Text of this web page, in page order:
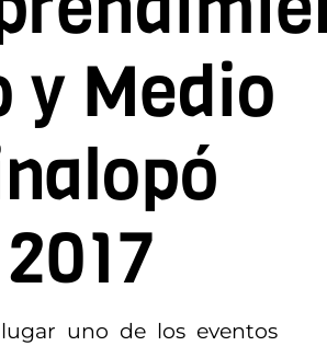
y Medio
2017
uno de los eventos